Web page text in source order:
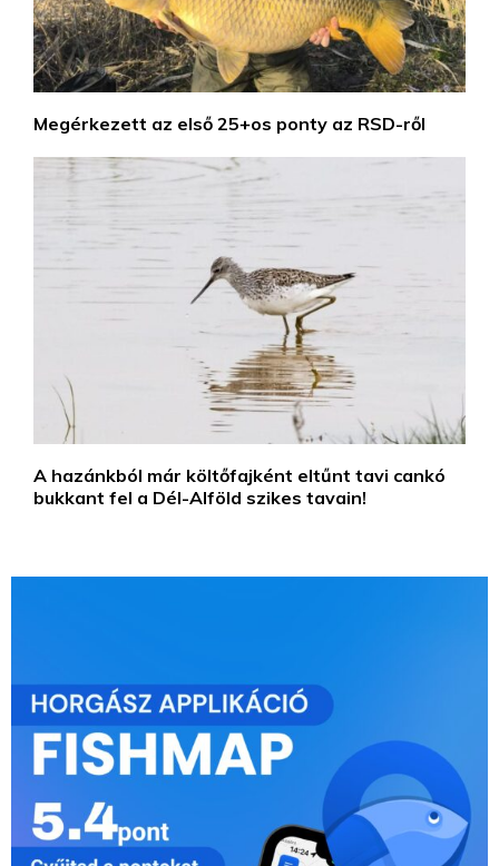
Megérkezett az első 25+os ponty az RSD-ről
A hazánkból már költőfajként eltűnt tavi cankó
bukkant fel a Dél-Alföld szikes tavain!